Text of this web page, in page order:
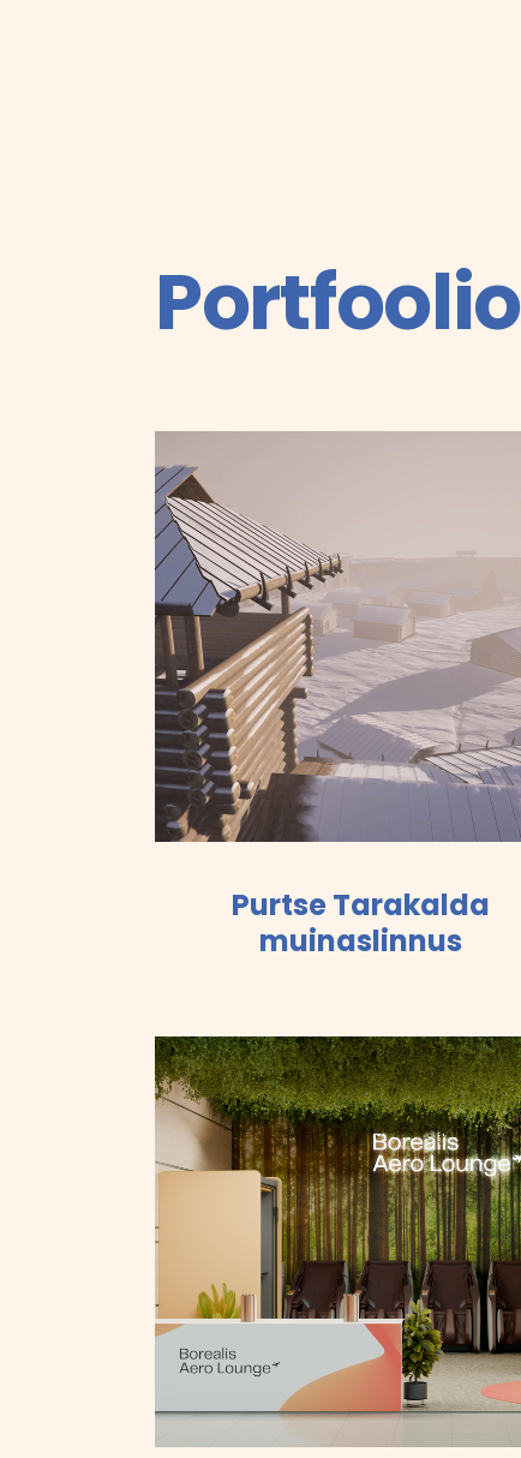
Portfoolio
Purtse Tarakalda
muinaslinnus